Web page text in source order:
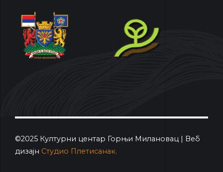
©2025 Културни центар Горњи Милановац | Веб
дизајн Студио Плетисанак.